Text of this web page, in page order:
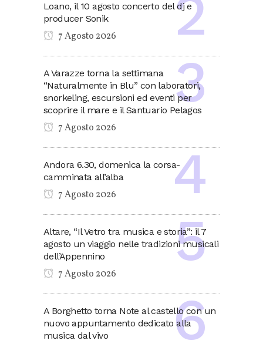
Loano, il 10 agosto concerto del dj e
producer Sonik
7 Agosto 2026
A Varazze torna la settimana
“Naturalmente in Blu” con laboratori,
snorkeling, escursioni ed eventi per
scoprire il mare e il Santuario Pelagos
7 Agosto 2026
Andora 6.30, domenica la corsa-
camminata all’alba
7 Agosto 2026
Altare, “Il Vetro tra musica e storia”: il 7
agosto un viaggio nelle tradizioni musicali
dell’Appennino
7 Agosto 2026
A Borghetto torna Note al castello con un
nuovo appuntamento dedicato alla
musica dal vivo